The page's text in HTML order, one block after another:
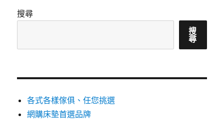
搜尋
搜
尋
各式各樣傢俱、任您挑選
網購床墊首選品牌